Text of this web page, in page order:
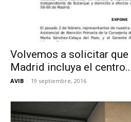
Volvemos a solicitar que
Madrid incluya el
AVIB - 19 septiembre, 2016